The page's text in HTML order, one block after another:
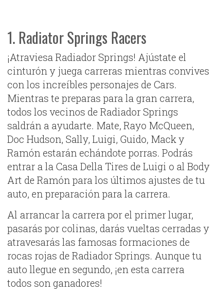
1. Radiator Springs Racers
¡Atraviesa Radiador Springs! Ajústate el
cinturón y juega carreras mientras convives
con los increíbles personajes de Cars.
Mientras te preparas para la gran carrera,
todos los vecinos de Radiador Springs
saldrán a ayudarte. Mate, Rayo McQueen,
Doc Hudson, Sally, Luigi, Guido, Mack y
Ramón estarán echándote porras. Podrás
entrar a la Casa Della Tires de Luigi o al Body
Art de Ramón para los últimos ajustes de tu
auto, en preparación para la carrera.
Al arrancar la carrera por el primer lugar,
pasarás por colinas, darás vueltas cerradas y
atravesarás las famosas formaciones de
rocas rojas de Radiador Springs. Aunque tu
auto llegue en segundo, ¡en esta carrera
todos son ganadores!